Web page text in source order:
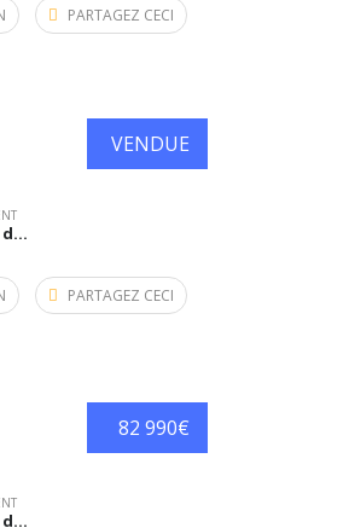
PARTAGEZ CECI
VENDUE
63 Route de Bazas, Langon, France
PARTAGEZ CECI
82 990€
63 Route de Bazas, Langon, France